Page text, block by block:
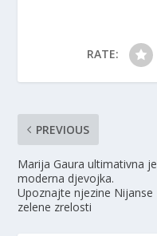
RATE:
PREVIOUS
Marija Gaura ultimativna je
moderna djevojka.
Upoznajte njezine Nijanse
zelene zrelosti